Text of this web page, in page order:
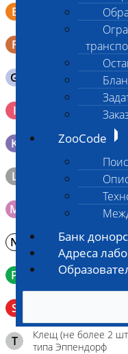
ZooCode
Банк
Адреса
E
Смывы со
физраствором 0.5 мл)
F Кал в контейнере с
G Содержимое
I
Кровь 2-3 мл. на
генетических
K Образец тканей в
L Материал берется
M Мазок на стекло
N Молоко в
P Кровь в пробирку с
S
T
Клещ (не более 2
типа Эппендорф